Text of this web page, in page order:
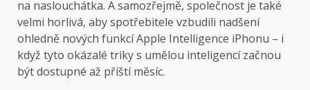
na naslouchátka. A samozřejmě, společnost je také
velmi horlivá, aby spotřebitele vzbudili nadšení
ohledně nových funkcí Apple Intelligence iPhonu – i
když tyto okázalé triky s umělou inteligencí začnou
být dostupné až příští měsíc.